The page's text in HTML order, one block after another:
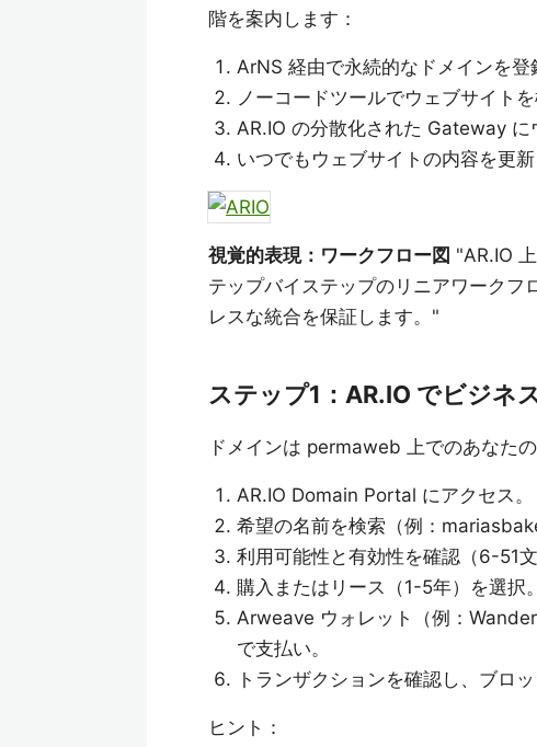
階を案内します：
ArNS 経由で永続的なドメインを登
ノーコードツールでウェブサイト
AR.IO の分散化された Gateway に
いつでもウェブサイトの内容を更新
視覚的表現：ワークフロー図 "AR.IO
テップバイステップのリニアワークフ
レスな統合を保証します。"
ステップ1：AR.IO でビジネ
ドメインは permaweb 上でのあなた
AR.IO Domain Portal にアクセス。
希望の名前を検索（例：
利用可能性と有効性を確認（6-51
購入またはリース（1-5年）を選択
Arweave ウォレット（例：
で支払い。
トランザクションを確認し、ブロ
ヒント：